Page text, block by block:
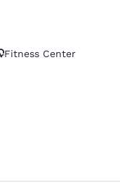
Fitness Center